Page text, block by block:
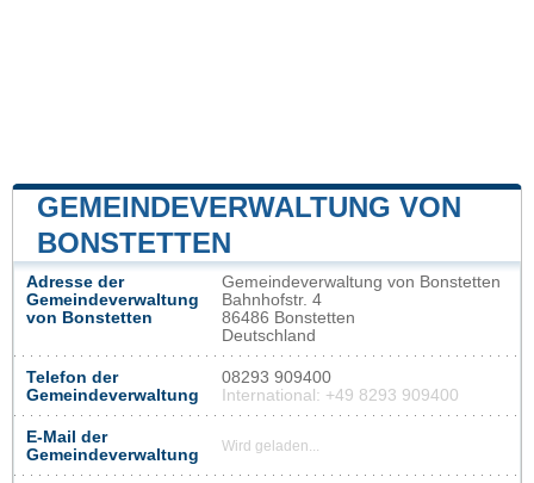
GEMEINDEVERWALTUNG VON
BONSTETTEN
Adresse der
Gemeindeverwaltung
von Bonstetten
Gemeindeverwaltung von Bonstetten
Bahnhofstr. 4
86486 Bonstetten
Deutschland
Telefon der
Gemeindeverwaltung
08293 909400
International: +49 8293 909400
E-Mail der
Gemeindeverwaltung
Wird geladen...